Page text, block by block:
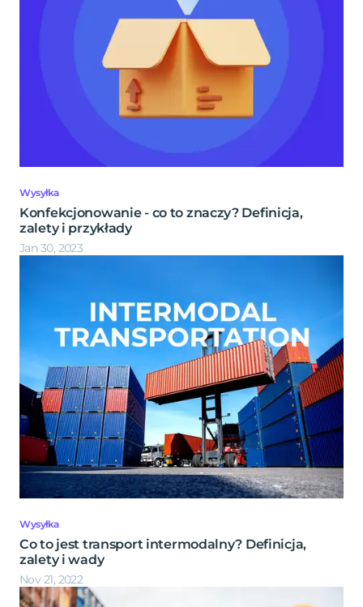
Wysyłka
Konfekcjonowanie - co to znaczy? Definicja,
zalety i przykłady
Jan 30, 2023
Wysyłka
Co to jest transport intermodalny? Definicja,
zalety i wady
Nov 21, 2022